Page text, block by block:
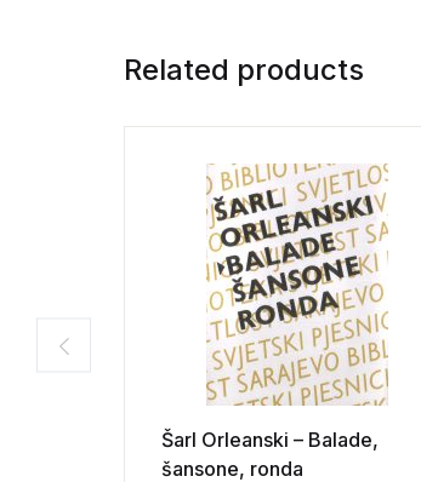
Related products
Šarl Orleanski – Balade,
šansone, ronda